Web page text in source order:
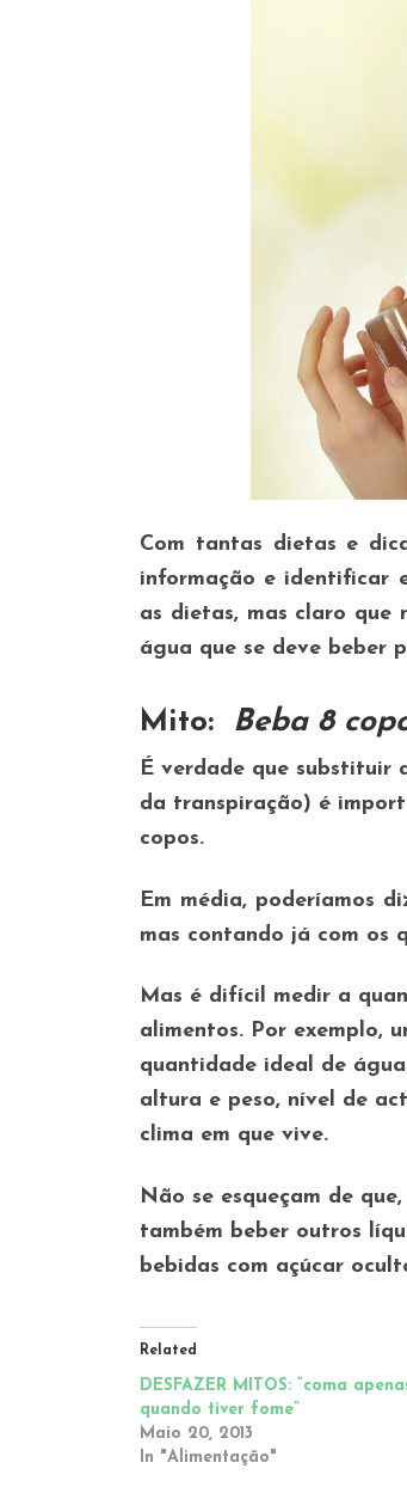
Com tantas dietas e
informação e identificar
as dietas, mas claro que
água que se deve beber
Mito: Beba 8
É verdade que substituir
da transpiração) é
copos.
Em média, poderíamos
mas contando já com os
Mas é difícil medir a
alimentos. Por exemplo,
quantidade ideal de
altura e peso, nível de
clima em que vive.
Não se esqueçam de
também beber outros
bebidas com açúcar
Related
DESFAZER MITOS: “coma
quando tiver fome”
Maio 20, 2013
In "Alimentação"